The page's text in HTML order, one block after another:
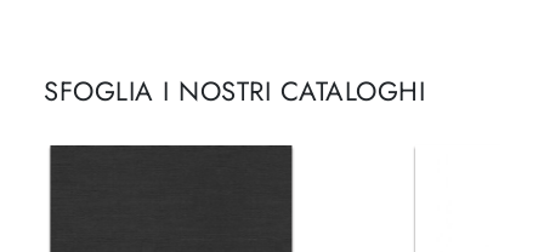
SFOGLIA I NOSTRI CATALOGHI